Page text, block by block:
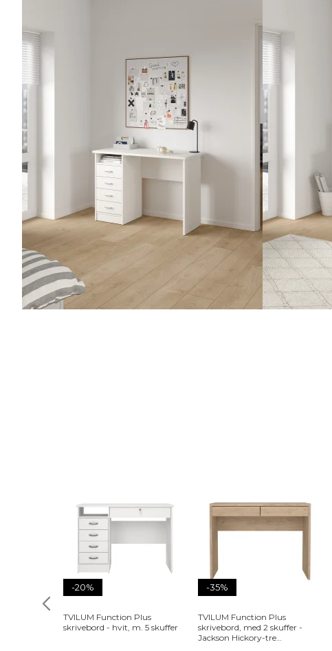
-20%
TVILUM Function Plus
skrivebord - hvit, m. 5 skuffer
-35%
TVILUM Function Plus
skrivebord, med 2 skuffer -
Jackson Hickory-tre